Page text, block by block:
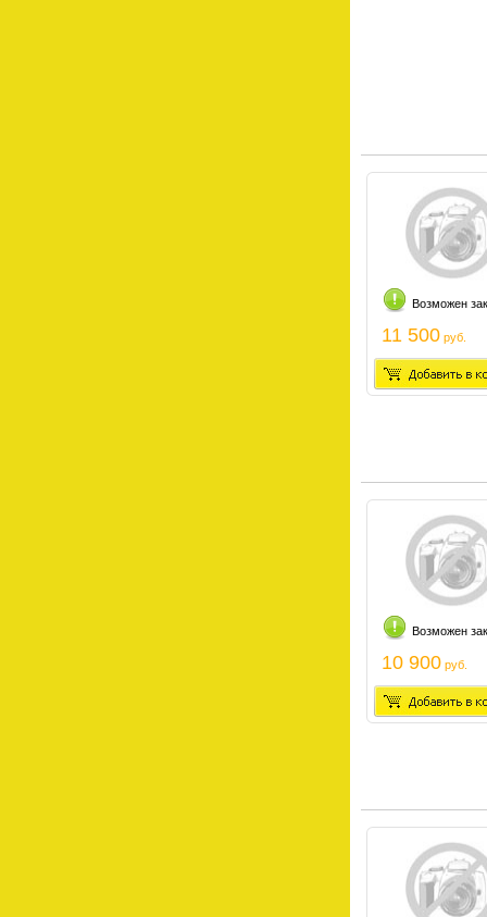
Возможен
11 500 руб.
Возможен
10 900 руб.